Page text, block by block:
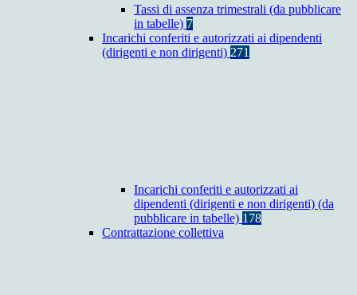
Tassi di assenza trimestrali (da pubblicare
in tabelle) 7
Incarichi conferiti e autorizzati ai dipendenti
(dirigenti e non dirigenti) 271
Incarichi conferiti e autorizzati ai
dipendenti (dirigenti e non dirigenti) (da
pubblicare in tabelle) 178
Contrattazione collettiva